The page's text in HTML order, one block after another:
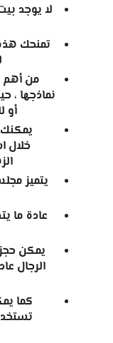
لا يوجد
تمنحك
من أهم
نماذجها ،
أو
خلال
يتميز
عادة ما
يمكن
الرجال
كما